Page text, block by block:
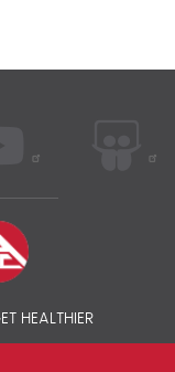
HEALTHIER